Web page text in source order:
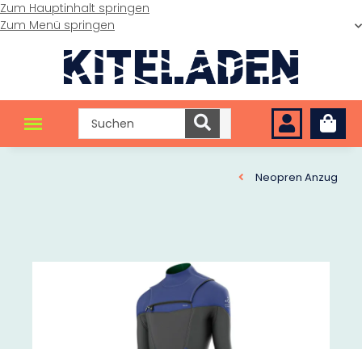
Zum Hauptinhalt springen
Zum Menü springen
Neopren Anzug